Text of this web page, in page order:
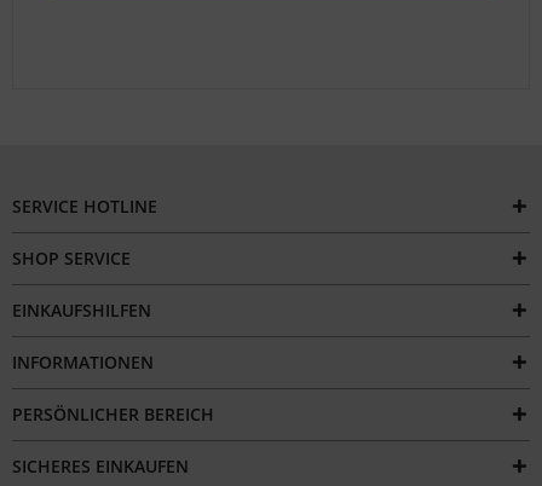
SERVICE HOTLINE
SHOP SERVICE
EINKAUFSHILFEN
INFORMATIONEN
PERSÖNLICHER BEREICH
SICHERES EINKAUFEN